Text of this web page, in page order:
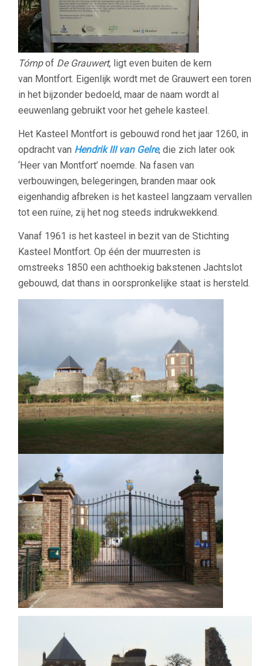
Tómpof De Grauwert, ligt even buiten de kern
van Montfort. Eigenlijk wordt met de Grauwert een toren
in het bijzonder bedoeld, maar de naam wordt al
eeuwenlang gebruikt voor het gehele kasteel.
Het Kasteel Montfort is gebouwd rond het jaar 1260, in
opdracht van Hendrik III van Gelre, die zich later ook
‘Heer van Montfort’ noemde. Na fasen van
verbouwingen, belegeringen, branden maar ook
eigenhandig afbreken is het kasteel langzaam vervallen
tot een ruïne, zij het nog steeds indrukwekkend.
Vanaf 1961 is het kasteel in bezit van de Stichting
Kasteel Montfort. Op één der muurresten is
omstreeks 1850 een achthoekig bakstenen Jachtslot
gebouwd, dat thans in oorspronkelijke staat is hersteld.